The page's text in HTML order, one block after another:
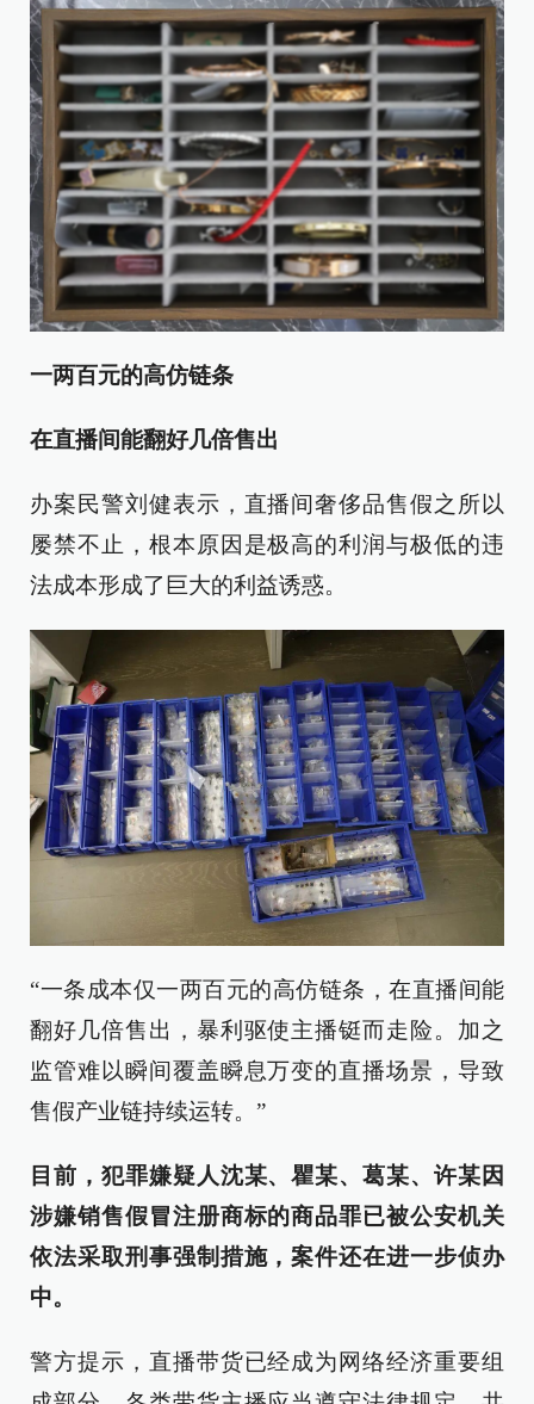
一两百元的高仿链条
在直播间能翻好几倍售出
办案民警刘健表示，直播间奢侈品售假之所以
屡禁不止，根本原因是极高的利润与极低的违
法成本形成了巨大的利益诱惑。
“一条成本仅一两百元的高仿链条，在直播间能
翻好几倍售出，暴利驱使主播铤而走险。加之
监管难以瞬间覆盖瞬息万变的直播场景，导致
售假产业链持续运转。”
目前，犯罪嫌疑人沈某、瞿某、葛某、许某因
涉嫌销售假冒注册商标的商品罪已被公安机关
依法采取刑事强制措施，案件还在进一步侦办
中。
警方提示，直播带货已经成为网络经济重要组